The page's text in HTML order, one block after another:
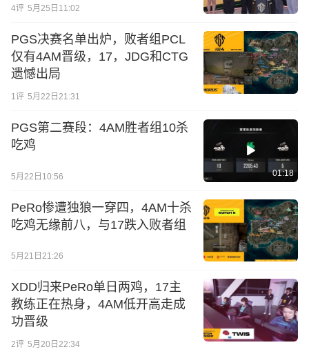
4评 5月25日11:02
PGS决赛名单出炉，败者组PCL
仅有4AM晋级，17，JDG和CTG
遗憾出局
1 评 5月22日21:31
PGS第二赛段：4AM胜者组10杀
吃鸡
5月22日10:56 01:18
PeRo惨遭独狼一穿四，4AM十杀
吃鸡无缘前八，与17跌入败者组
5月21日21:26
XDD归来PeRo单日两鸡，17主
教练正在热身，4AM低开高走成
功晋级
2评 5月20日22:34